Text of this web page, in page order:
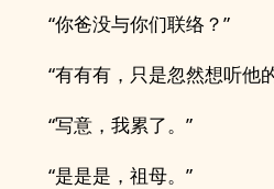
“你爸没与你们联络？”
“有有有，只是忽然想听他
“写意，我累了。”
“是是是，祖母。”